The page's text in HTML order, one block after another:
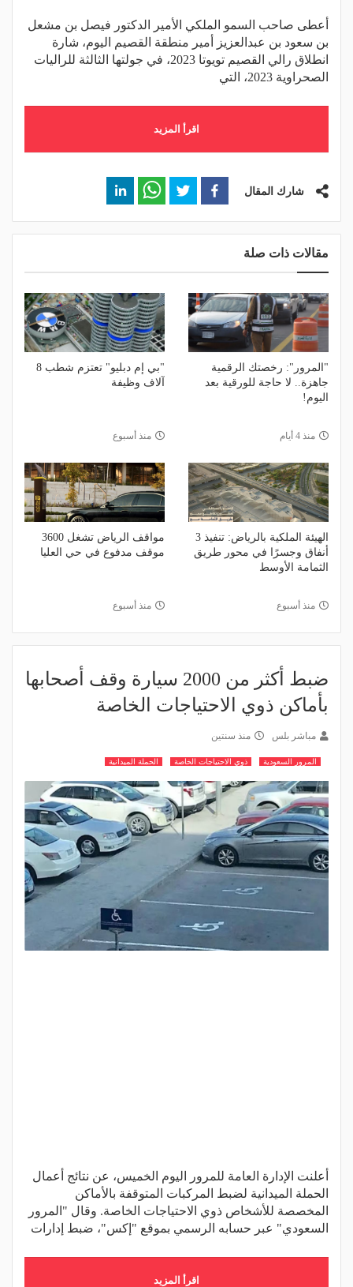
أعطى صاحب السمو الملكي الأمير الدكتور فيصل بن مشعل
بن سعود بن عبدالعزيز أمير منطقة القصيم اليوم، شارة
انطلاق رالي القصيم تويوتا 2023، في جولتها الثالثة للراليات
الصحراوية 2023، التي
اقرأ المزيد
شارك المقال
مقالات ذات صلة
"المرور": رخصتك الرقمية
جاهزة.. لا حاجة للورقية بعد
اليوم!
منذ 4 أيام
"بي إم دبليو" تعتزم شطب 8
آلاف وظيفة
منذ أسبوع
الهيئة الملكية بالرياض: تنفيذ 3
أنفاق وجسرًا في محور طريق
الثمامة الأوسط
منذ أسبوع
مواقف الرياض تشغل 3600
موقف مدفوع في حي العليا
منذ أسبوع
ضبط أكثر من 2000 سيارة وقف أصحابها
بأماكن ذوي الاحتياجات الخاصة
مباشر بلس منذ سنتين
المرور السعودية ذوي الاحتياجات الخاصة الحملة الميدانية
أعلنت الإدارة العامة للمرور اليوم الخميس، عن نتائج أعمال
الحملة الميدانية لضبط المركبات المتوقفة بالأماكن
المخصصة للأشخاص ذوي الاحتياجات الخاصة. وقال "المرور
السعودي" عبر حسابه الرسمي بموقع "إكس"، ضبط إدارات
اقرأ المزيد